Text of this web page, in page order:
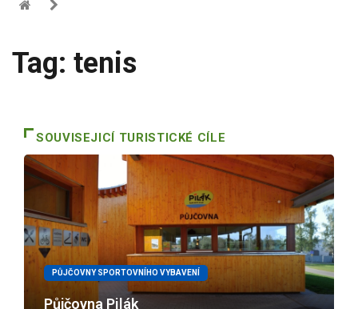
Tag: tenis
SOUVISEJICÍ TURISTICKÉ CÍLE
PŮJČOVNY SPORTOVNÍHO VYBAVENÍ
Půjčovna Pilák